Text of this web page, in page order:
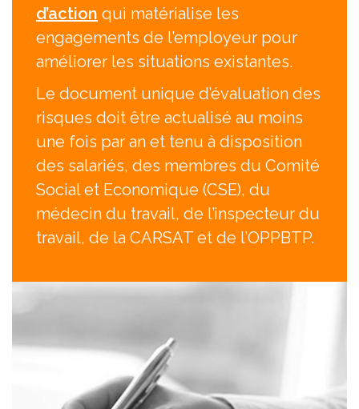
d’action qui matérialise les
engagements de l’employeur pour
améliorer les situations existantes.
Le document unique d’évaluation des
risques doit être actualisé au moins
une fois par an et tenu à disposition
des salariés, des membres du Comité
Social et Economique (CSE), du
médecin du travail, de l’inspecteur du
travail, de la CARSAT et de l’OPPBTP.